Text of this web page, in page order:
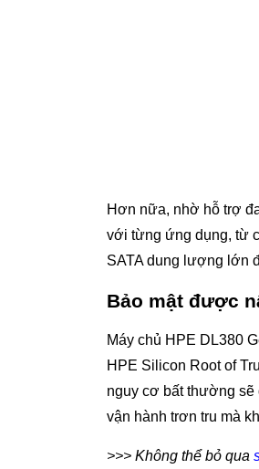
Hơn nữa, nhờ hỗ trợ
với từng ứng dụng, từ
SATA dung lượng lớn
Bảo mật được
Máy chủ HPE DL380
HPE Silicon Root of
nguy cơ bất thường
vận hành trơn tru mà
>>> Không thể bỏ qua